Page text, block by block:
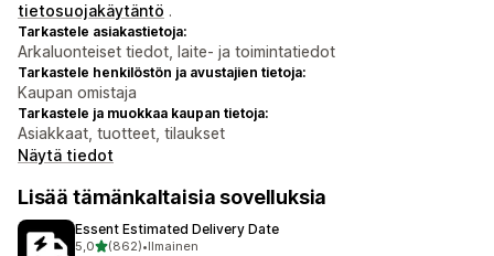
tietosuojakäytäntö .
Tarkastele asiakastietoja:
Arkaluonteiset tiedot, laite- ja toimintatiedot
Tarkastele henkilöstön ja avustajien tietoja:
Kaupan omistaja
Tarkastele ja muokkaa kaupan tietoja:
Asiakkaat, tuotteet, tilaukset
Näytä tiedot
Lisää tämänkaltaisia sovelluksia
Essent Estimated Delivery Date
5,0/ 5 tähteä
(862)•Ilmainen